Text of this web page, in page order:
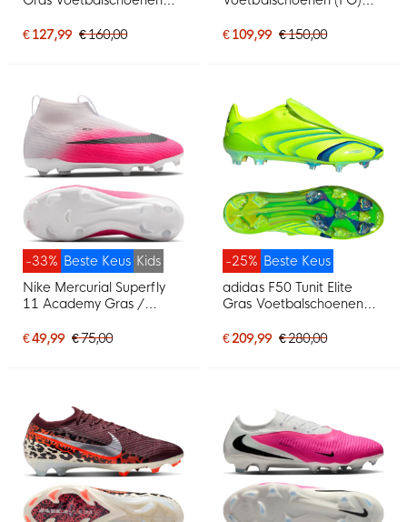
Zwart Goud
€ 127,99 € 160,00
€ 109,99 € 150,00
Beste Keus
-33%
Kids
Nike Mercurial Superfly
11 Academy Gras /
Voetbalschoenen (MG)
€ 49,99 € 75,00
Beste Keus
-25%
adidas F50 Tunit Elite
Gras Voetbalschoenen
€ 209,99 € 280,00